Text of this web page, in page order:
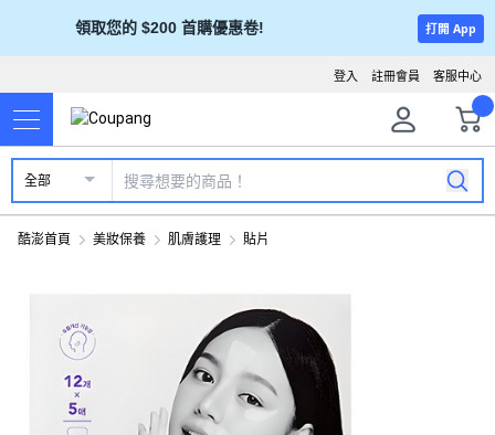
領取您的 $200 首購優惠卷! 打開 App
客服中心
註冊會員
登入
全部
酷澎首頁 美妝保養 肌膚護理 貼片